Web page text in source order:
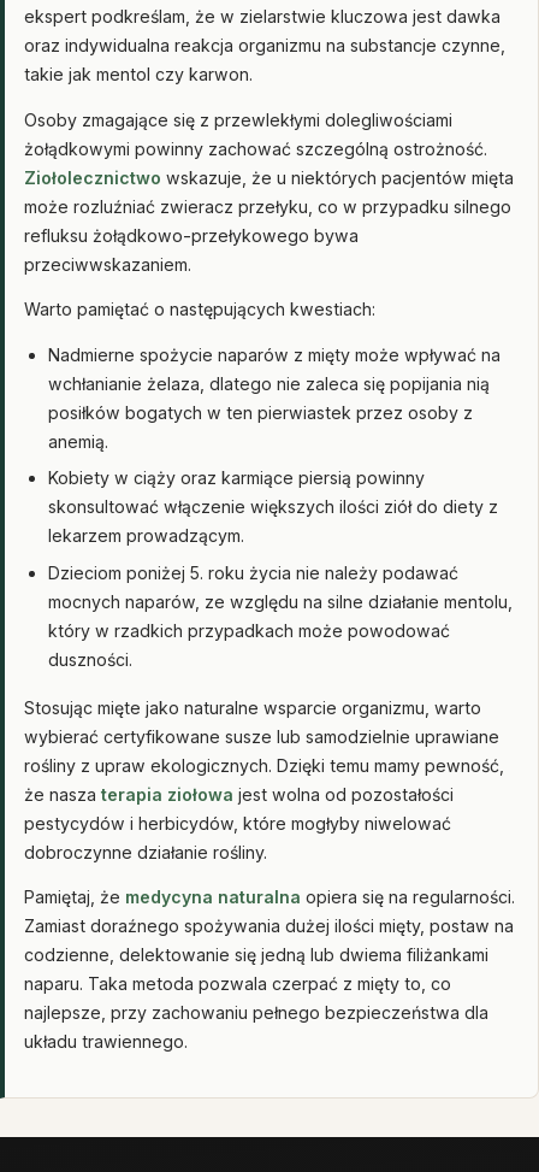
ekspert podkreślam, że w zielarstwie kluczowa jest dawka
oraz indywidualna reakcja organizmu na substancje czynne,
takie jak mentol czy karwon.
Osoby zmagające się z przewlekłymi dolegliwościami
żołądkowymi powinny zachować szczególną ostrożność.
Ziołolecznictwo wskazuje, że u niektórych pacjentów mięta
może rozluźniać zwieracz przełyku, co w przypadku silnego
refluksu żołądkowo-przełykowego bywa
przeciwwskazaniem.
Warto pamiętać o następujących kwestiach:
Nadmierne spożycie naparów z mięty może wpływać na
wchłanianie żelaza, dlatego nie zaleca się popijania nią
posiłków bogatych w ten pierwiastek przez osoby z
anemią.
Kobiety w ciąży oraz karmiące piersią powinny
skonsultować włączenie większych ilości ziół do diety z
lekarzem prowadzącym.
Dzieciom poniżej 5. roku życia nie należy podawać
mocnych naparów, ze względu na silne działanie mentolu,
który w rzadkich przypadkach może powodować
duszności.
Stosując mięte jako naturalne wsparcie organizmu, warto
wybierać certyfikowane susze lub samodzielnie uprawiane
rośliny z upraw ekologicznych. Dzięki temu mamy pewność,
że nasza terapia ziołowa jest wolna od pozostałości
pestycydów i herbicydów, które mogłyby niwelować
dobroczynne działanie rośliny.
Pamiętaj, że medycyna naturalna opiera się na regularności.
Zamiast doraźnego spożywania dużej ilości mięty, postaw na
codzienne, delektowanie się jedną lub dwiema filiżankami
naparu. Taka metoda pozwala czerpać z mięty to, co
najlepsze, przy zachowaniu pełnego bezpieczeństwa dla
układu trawiennego.